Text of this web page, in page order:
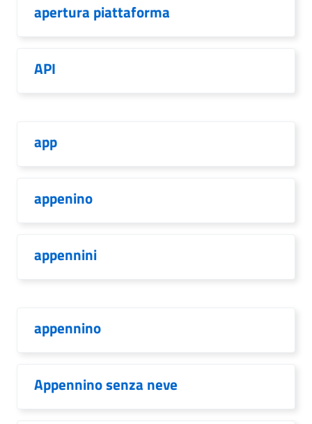
apertura piattaforma
API
app
appenino
appennini
appennino
Appennino senza neve